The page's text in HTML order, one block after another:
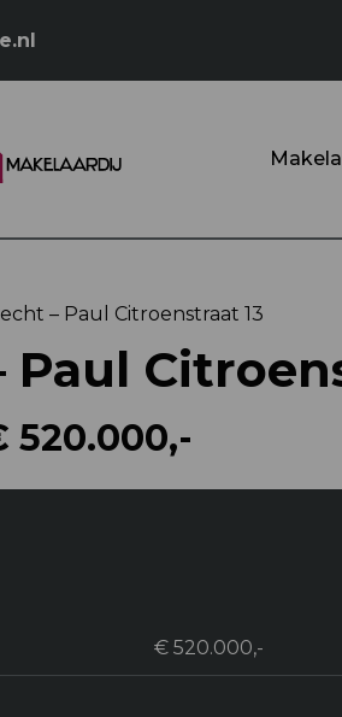
– Paul Citroenstraat 13
Paul
520.000,-
€ 520.000,-